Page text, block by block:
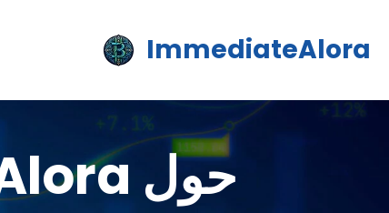
ImmediateAlora
حول Immediate Alora الموقع الإلكتروني